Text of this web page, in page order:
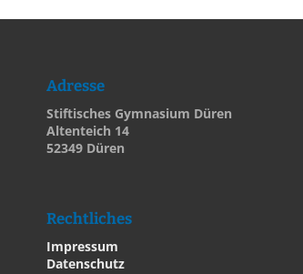
Adresse
Stiftisches Gymnasium Düren
Altenteich 14
52349 Düren
Rechtliches
Impressum
Datenschutz